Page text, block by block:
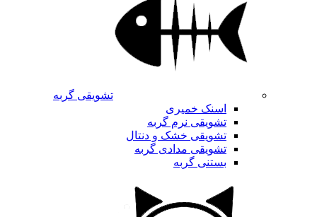
تشویقی گربه
اسنک خمیری
تشویقی نرم گربه
تشویقی خشک و دنتال
تشویقی مدادی گربه
بستنی گربه